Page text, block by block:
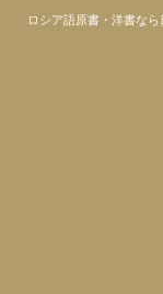
ロシア語原書・洋書なら